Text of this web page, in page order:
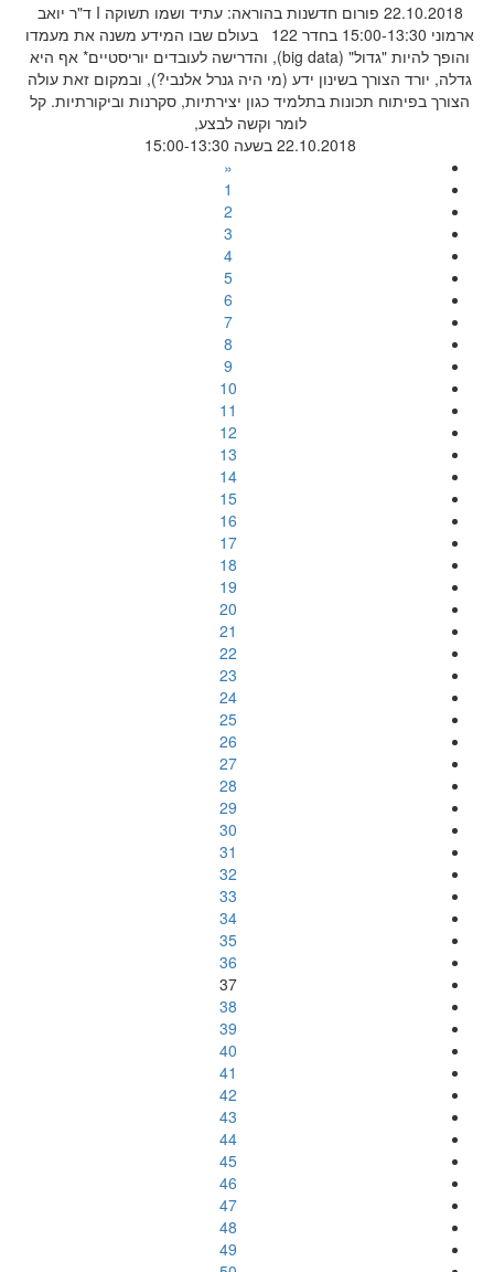
22.10.2018 פורום חדשנות בהוראה: עתיד ושמו תשוקה I ד"ר יואב
ארמוני 15:00-13:30 בחדר 122 בעולם שבו המידע משנה את מעמדו
והופך להיות "גדול" (big data), והדרישה לעובדים יוריסטיים* אף היא
גדלה, יורד הצורך בשינון ידע (מי היה גנרל אלנבי?), ובמקום זאת עולה
הצורך בפיתוח תכונות בתלמיד כגון יצירתיות, סקרנות וביקורתיות. קל
לומר וקשה לבצע,
22.10.2018 בשעה 15:00-13:30
«
1
2
3
4
5
6
7
8
9
10
11
12
13
14
15
16
17
18
19
20
21
22
23
24
25
26
27
28
29
30
31
32
33
34
35
36
37
38
39
40
41
42
43
44
45
46
47
48
49